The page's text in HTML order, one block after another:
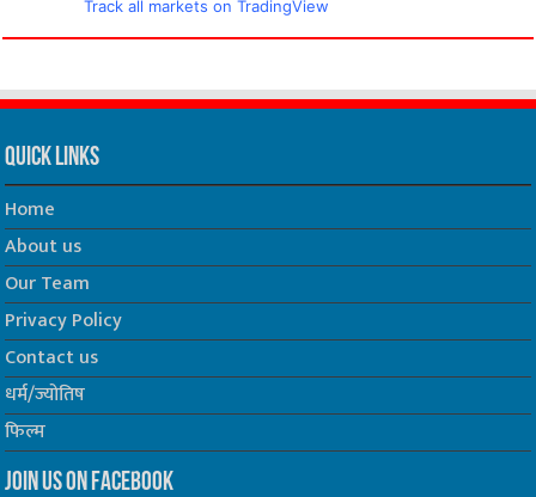
Track all markets on TradingView
Quick Links
Home
About us
Our Team
Privacy Policy
Contact us
धर्म/ज्योतिष
फिल्म
Join us on Facebook